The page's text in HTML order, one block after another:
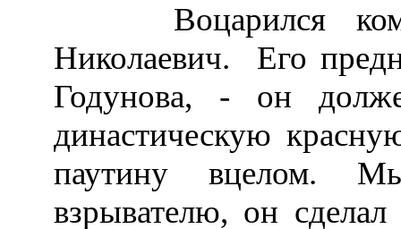
Воцарился
Николаевич. Его
Годунова, - он
династическую
паутину вцелом.
взрывателю, он